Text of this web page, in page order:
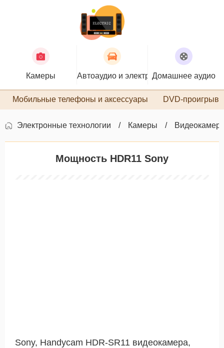
Камеры Автоаудио и электроникаДомашнее аудио
Мобильные телефоны и аксессуары DVD-
Электронные технологии Камеры
Мощность HDR11 Sony
Sony, Handycam HDR-SR11 видеокамера,